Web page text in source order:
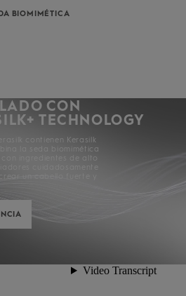
BIOMIMÉTICA
CON
TECHNOLOGY
contienen Kerasilk
la seda biomimética
con ingredientes de alto
cuidadosamente
un cabello fuerte y